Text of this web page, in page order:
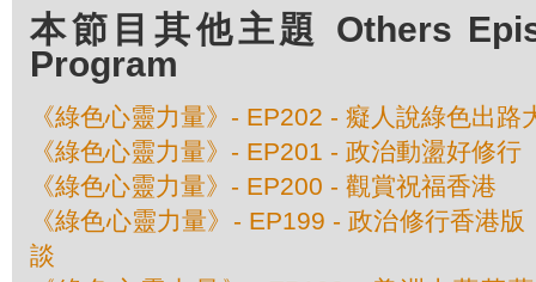
本節目其他主題 Others
Program
《綠色心靈力量》- EP202 - 癡人說綠色出路
《綠色心靈力量》- EP201 - 政治動盪好修行
《綠色心靈力量》- EP200 - 觀賞祝福香港
《綠色心靈力量》- EP199 - 政治修行香港
談